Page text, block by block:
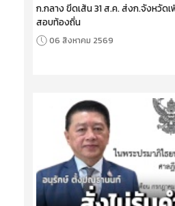
ก.กลาง ขีดเส้น 31 ส.ค. ส่งก.จังหวัดเ
สอบท้องถิ่น
06 สิงหาคม 2569